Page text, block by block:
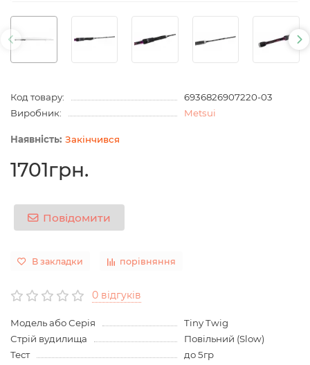
Код товару:
6936826907220-03
Виробник:
Metsui
Закінчився
1701грн.
Повідомити
В закладки порівняння
0 відгуків
Модель або Серія
Tiny Twig
Стрій вудилища
Повільний (Slow)
Тест
до 5гр